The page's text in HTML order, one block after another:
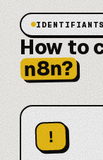
IDENTIFIANTS
How to
n8n?
!